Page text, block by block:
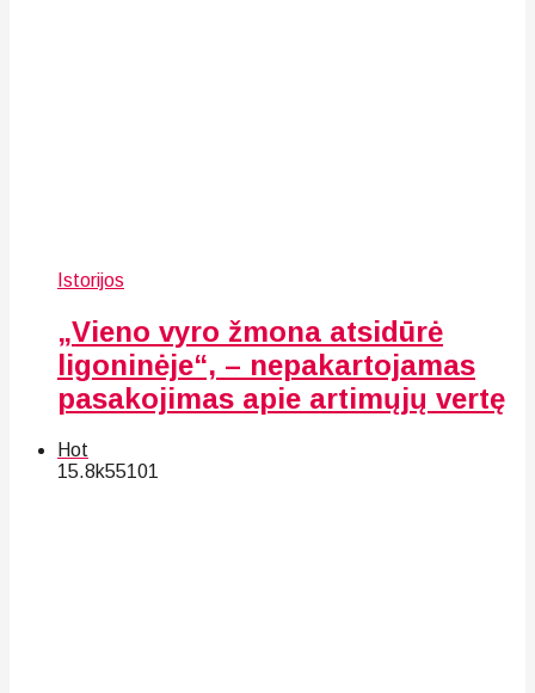
Istorijos
„Vieno vyro žmona atsidūrė
ligoninėje“, – nepakartojamas
pasakojimas apie artimųjų vertę
Hot
15.8k55101